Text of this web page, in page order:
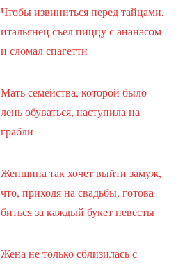
Чтобы извиниться перед тайцами,
итальянец съел пиццу с ананасом
и сломал спагетти
Мать семейства, которой было
лень обуваться, наступила на
грабли
Женщина так хочет выйти замуж,
что, приходя на свадьбы, готова
биться за каждый букет невесты
Жена не только сблизилась с